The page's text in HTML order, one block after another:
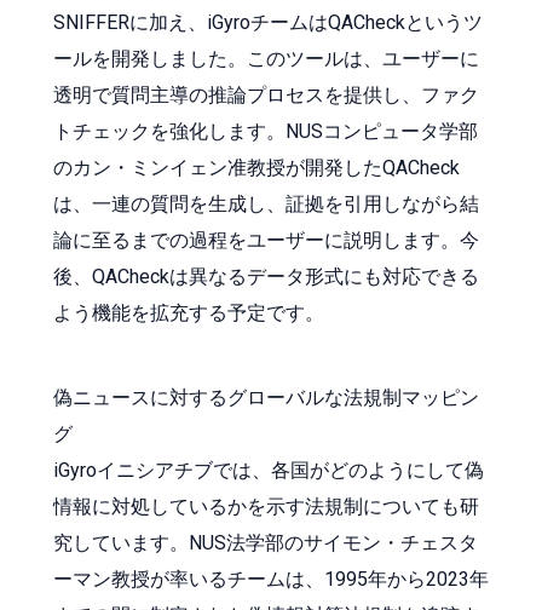
SNIFFERに加え、iGyroチームはQACheckというツ
ールを開発しました。このツールは、ユーザーに
透明で質問主導の推論プロセスを提供し、ファク
トチェックを強化します。NUSコンピュータ学部
のカン・ミンイェン准教授が開発したQACheck
は、一連の質問を生成し、証拠を引用しながら結
論に至るまでの過程をユーザーに説明します。今
後、QACheckは異なるデータ形式にも対応できる
よう機能を拡充する予定です。
偽ニュースに対するグローバルな法規制マッピン
グ
iGyroイニシアチブでは、各国がどのようにして偽
情報に対処しているかを示す法規制についても研
究しています。NUS法学部のサイモン・チェスタ
ーマン教授が率いるチームは、1995年から2023年